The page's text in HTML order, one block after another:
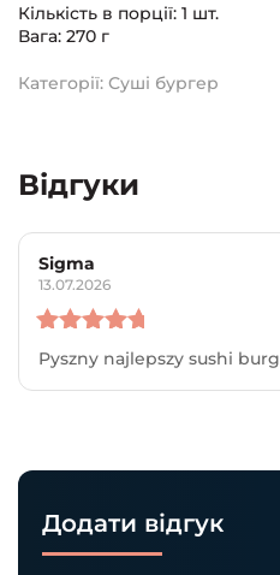
Кількість в порції: 1 шт.
Вага: 270 г
Категорії: Суші бургер
Відгуки
Sigma
13.07.2026
Оцінено в
з 5
Pyszny najlepszy sushi
Додати відгук